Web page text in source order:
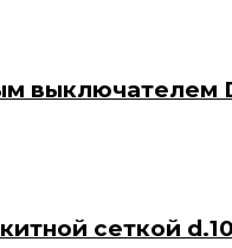
выключателем
сеткой